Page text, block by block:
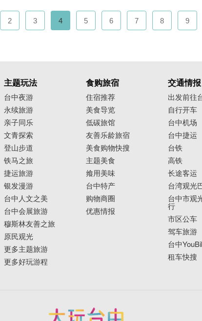
2 3 4 5 6 7 8 9
主题玩法
台中夜游
永续旅游
亲子同乐
文青探索
登山步道
铁马之旅
捷运旅游
银发漫游
台中人文之美
台中会展旅游
穆斯林友善之旅
原民观光
更多主题旅游
更多好玩游程
食购旅宿
住宿推荐
美食导览
低碳旅馆
友善乐龄旅宿
美食购物快搜
主题美食
飨用美味
台中特产
购物商圈
优惠情报
交通情报
出发前往
自行开车
台中机场
台中捷运
台铁
高铁
长途客运
台湾观光
台中市观
行
市区公车
驾车旅游
台中
租车快搜